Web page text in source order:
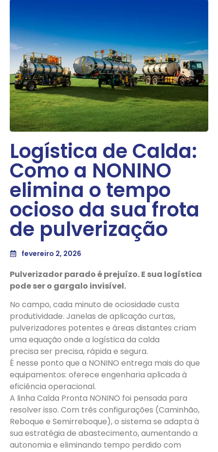
Logística de Calda:
Como a NONINO
elimina o tempo
ocioso da sua frota
de pulverização​
fevereiro 2, 2026
Pulverizador parado é prejuízo. E sua logística
pode ser o gargalo invisível.
No campo, cada minuto de ociosidade custa
produtividade. Janelas de aplicação curtas,
pulverizadores potentes e áreas distantes criam
uma equação onde a logística da calda
precisa ser precisa, rápida e segura.
É nesse ponto que a NONINO entrega mais do que
equipamentos: oferece engenharia aplicada à
eficiência operacional.
A linha Calda Pronta NONINO foi pensada para
resolver isso. Com três configurações (Caminhão,
Reboque e Semirreboque), o sistema se adapta à
sua estratégia de abastecimento, aumentando a
autonomia e eliminando tempo perdido com